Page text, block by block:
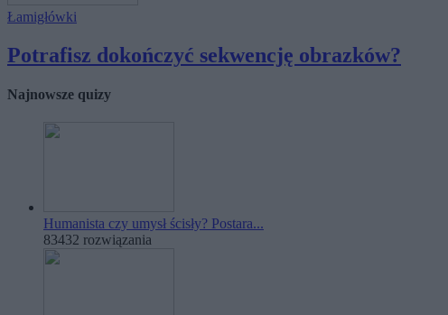
Łamigłówki
Potrafisz dokończyć sekwencję obrazków?
Najnowsze quizy
Humanista czy umysł ścisły? Postara...
83432 rozwiązania